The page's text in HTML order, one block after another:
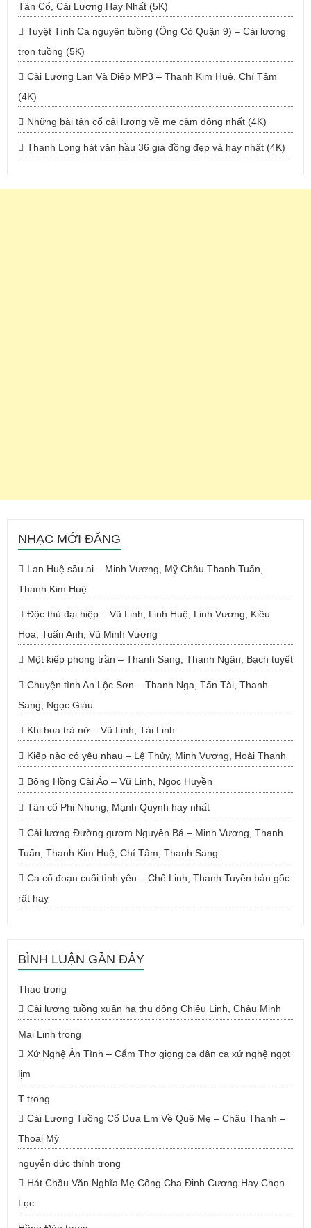
Tân Cổ, Cải Lương Hay Nhất (5K)
Tuyệt Tình Ca nguyên tuồng (Ông Cò Quận 9) – Cải lương
trọn tuồng (5K)
Cải Lương Lan Và Điệp MP3 – Thanh Kim Huệ, Chí Tâm
(4K)
Những bài tân cổ cải lương về mẹ cảm động nhất (4K)
Thanh Long hát văn hầu 36 giá đồng đẹp và hay nhất (4K)
NHẠC MỚI ĐĂNG
Lan Huệ sầu ai – Minh Vương, Mỹ Châu Thanh Tuấn,
Thanh Kim Huệ
Độc thủ đại hiệp – Vũ Linh, Linh Huệ, Linh Vương, Kiều
Hoa, Tuấn Anh, Vũ Minh Vương
Một kiếp phong trần – Thanh Sang, Thanh Ngân, Bạch tuyết
Chuyện tình An Lộc Sơn – Thanh Nga, Tấn Tài, Thanh
Sang, Ngọc Giàu
Khi hoa trà nở – Vũ Linh, Tài Linh
Kiếp nào có yêu nhau – Lệ Thủy, Minh Vương, Hoài Thanh
Bông Hồng Cài Áo – Vũ Linh, Ngọc Huyền
Tân cổ Phi Nhung, Mạnh Quỳnh hay nhất
Cải lương Đường gươm Nguyên Bá – Minh Vương, Thanh
Tuấn, Thanh Kim Huệ, Chí Tâm, Thanh Sang
Ca cổ đoạn cuối tình yêu – Chế Linh, Thanh Tuyền bản gốc
rất hay
BÌNH LUẬN GẦN ĐÂY
Thao trong
Cải lương tuồng xuân hạ thu đông Chiêu Linh, Châu Minh
Mai Linh trong
Xứ Nghệ Ân Tình – Cẩm Thơ giọng ca dân ca xứ nghệ ngọt
lịm
T trong
Cải Lương Tuồng Cổ Đưa Em Về Quê Mẹ – Châu Thanh –
Thoại Mỹ
nguyễn đức thính trong
Hát Chầu Văn Nghĩa Mẹ Công Cha Đinh Cương Hay Chọn
Lọc